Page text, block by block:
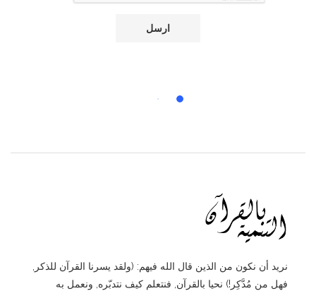
نريد أن نكون من الذين قال الله فيهم: (ولقد يسرنا القرآن للذكر,
فهل من مُدَّكِر!) نحيا بالقرآن, فنتعلم كيف نتدبّره, ونعمل به